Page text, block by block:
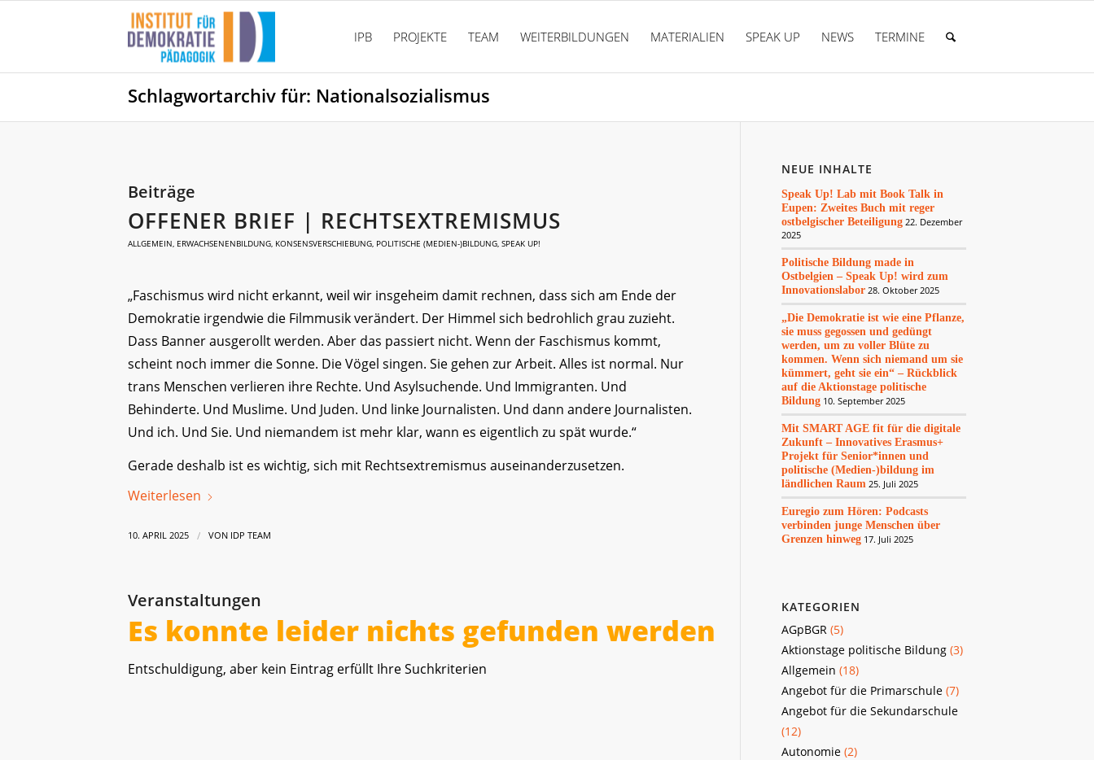
IPB PROJEKTE TEAM WEITERBILDUNGEN MATERIALIEN SPEAK UP NEWS TERMINE
Schlagwortarchiv für: Nationalsozialismus
Beiträge
OFFENER BRIEF | RECHTSEXTREMISMUS
ALLGEMEIN, ERWACHSENENBILDUNG, KONSENSVERSCHIEBUNG, POLITISCHE (MEDIEN-)BILDUNG, SPEAK UP!
„Faschismus wird nicht erkannt, weil wir insgeheim damit rechnen, dass sich am Ende der
Demokratie irgendwie die Filmmusik verändert. Der Himmel sich bedrohlich grau zuzieht.
Dass Banner ausgerollt werden. Aber das passiert nicht. Wenn der Faschismus kommt,
scheint noch immer die Sonne. Die Vögel singen. Sie gehen zur Arbeit. Alles ist normal. Nur
trans Menschen verlieren ihre Rechte. Und Asylsuchende. Und Immigranten. Und
Behinderte. Und Muslime. Und Juden. Und linke Journalisten. Und dann andere Journalisten.
Und ich. Und Sie. Und niemandem ist mehr klar, wann es eigentlich zu spät wurde.“
Gerade deshalb ist es wichtig, sich mit Rechtsextremismus auseinanderzusetzen.
Weiterlesen
10. APRIL 2025 / VON IDP TEAM
Veranstaltungen
Es konnte leider nichts gefunden werden
Entschuldigung, aber kein Eintrag erfüllt Ihre Suchkriterien
NEUE INHALTE
Speak Up! Lab mit Book Talk in
Eupen: Zweites Buch mit reger
ostbelgischer Beteiligung 22. Dezember
2025
Politische Bildung made in
Ostbelgien – Speak Up! wird zum
Innovationslabor 28. Oktober 2025
„Die Demokratie ist wie eine Pflanze,
sie muss gegossen und gedüngt
werden, um zu voller Blüte zu
kommen. Wenn sich niemand um sie
kümmert, geht sie ein“ – Rückblick
auf die Aktionstage politische
Bildung 10. September 2025
Mit SMART AGE fit für die digitale
Zukunft – Innovatives Erasmus+
Projekt für Senior*innen und
politische (Medien-)bildung im
ländlichen Raum 25. Juli 2025
Euregio zum Hören: Podcasts
verbinden junge Menschen über
Grenzen hinweg 17. Juli 2025
KATEGORIEN
AGpBGR(5)
Aktionstage politische Bildung(3)
Allgemein (18)
Angebot für die Primarschule(7)
Angebot für die Sekundarschule
(12)
Autonomie(2)